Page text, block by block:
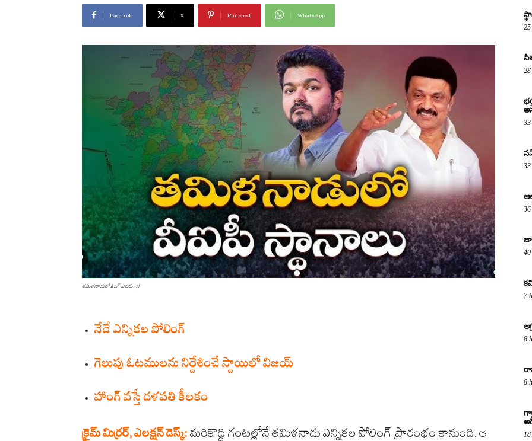
Facebook X Pinterest WhatsApp
తమిళనాడులో కింగ్ ఎవరు..?!
నేడే ఎన్నికల పోలింగ్
గెలుపు ఓటములను నిర్దేశించే స్థాయిలో విజయ్
హాంగ్ వస్తే దళపతి కీలకం
క్రైమ్ మిర్రర్, ఎలక్షన్ డెస్క్: మరికొద్ది గంటల్లోనే తమిళనాడు ఎన్నికల పోలింగ్ ప్రారంభం కానుంది. ఆ
25
28
33
33
36
40
7
8
8